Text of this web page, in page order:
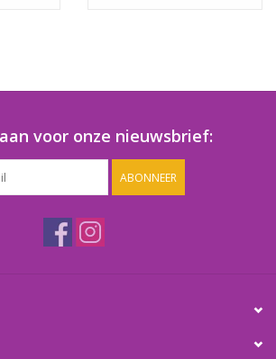
voor onze nieuwsbrief:
ABONNEER